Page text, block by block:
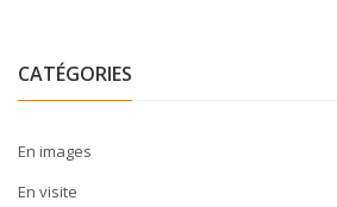
CATÉGORIES
En images
En visite